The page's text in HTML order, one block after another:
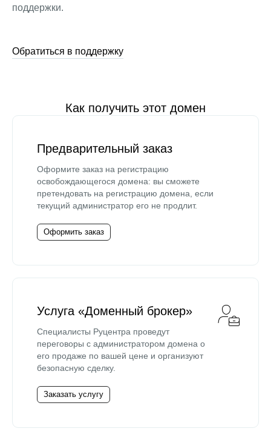
поддержки.
Обратиться в поддержку
Как получить этот домен
Предварительный заказ
Оформите заказ на регистрацию
освобождающегося домена: вы сможете
претендовать на регистрацию домена, если
текущий администратор его не продлит.
Оформить заказ
Услуга «Доменный брокер»
Специалисты Руцентра проведут
переговоры с администратором домена о
его продаже по вашей цене и организуют
безопасную сделку.
Заказать услугу